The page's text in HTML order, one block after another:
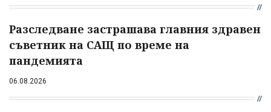
Разследване застрашава главния здравен
съветник на САЩ по време на
пандемията
06.08.2026